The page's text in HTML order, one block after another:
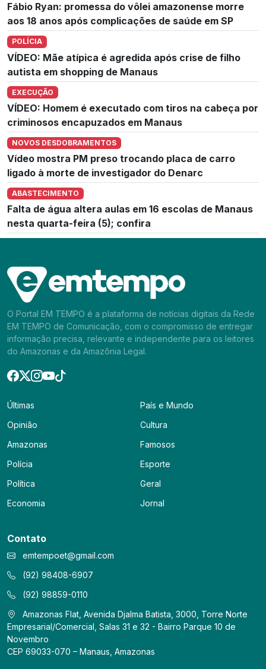
Fábio Ryan: promessa do vôlei amazonense morre
aos 18 anos após complicações de saúde em SP
POLÍCIA
VÍDEO: Mãe atípica é agredida após crise de filho
autista em shopping de Manaus
EXECUÇÃO
VÍDEO: Homem é executado com tiros na cabeça por
criminosos encapuzados em Manaus
NOVOS DESDOBRAMENTOS
Vídeo mostra PM preso trocando placa de carro
ligado à morte de investigador do Denarc
ABASTECIMENTO
Falta de água altera aulas em 16 escolas de Manaus
nesta quarta-feira (5); confira
O Portal EM TEMPO é a plataforma de notícias digitais da Rede
EM TEMPO de Comunicação, com o compromisso de entregar
informação precisa, relevante e independente para os leitores
do Amazonas e da Amazônia Legal.
Últimas
Opinião
Amazonas
Polícia
Política
Economia
País e Mundo
Cultura
Famosos
Esporte
Geral
Jornal
Contato
emtempoet@gmail.com
(92) 98408-6907
(92) 98859-0110
Amazonas Flat, Avenida Djalma Batista, 3000, Torre Norte
Empresarial/Comercial, Salas 31 e 32 - Bairro Parque 10 de
Novembro
CEP 69033-070 – Manaus, Amazonas